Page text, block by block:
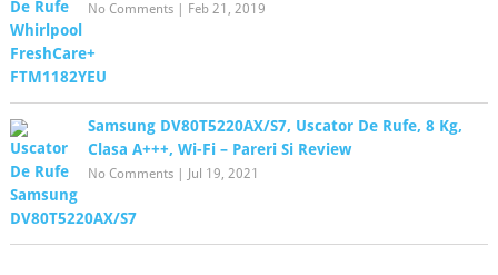
No Comments| Feb 21, 2019
Samsung DV80T5220AX/S7, Uscator De Rufe, 8 Kg,
Clasa A+++, Wi-Fi – Pareri Si Review
No Comments| Jul 19, 2021